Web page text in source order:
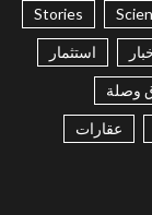
Stories
استثمار
وصلة
عقارات